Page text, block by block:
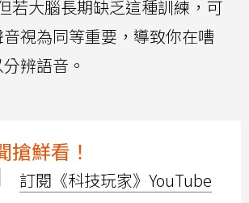
若大腦長期缺乏這種訓練，可
視為同等重要，導致你在嘈
辨語音。
搶鮮看！
訂閱《科技玩家》YouTube